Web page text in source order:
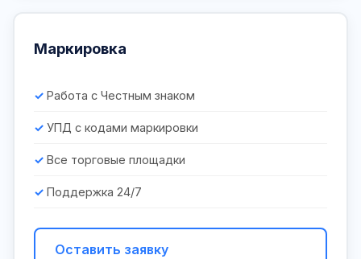
Маркировка
Работа с Честным знаком
УПД с кодами маркировки
Все торговые площадки
Поддержка 24/7
Оставить заявку